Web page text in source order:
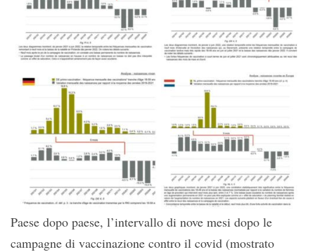
Paese dopo paese, l’intervallo di nove mesi dopo le
campagne di vaccinazione contro il covid (mostrato